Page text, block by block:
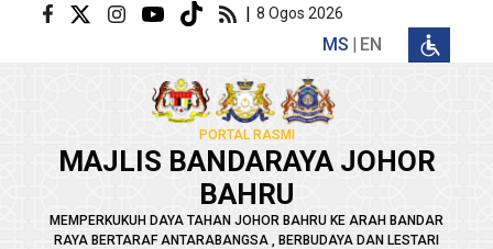
Langkau ke kandungan utama | 8 Ogos 2026
MS EN
PORTAL RASMI
MAJLIS BANDARAYA JOHOR
BAHRU
MEMPERKUKUH DAYA TAHAN JOHOR BAHRU KE ARAH BANDAR
RAYA BERTARAF ANTARABANGSA , BERBUDAYA DAN LESTARI